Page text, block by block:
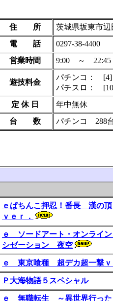
住 所
茨城県坂東市辺
電 話
0297-38-4400
営業時間
9:00 ～ 22:45
遊技料金
パチンコ： [4]
パチスロ：
定 休 日
年中無休
台 数
パチンコ 288
ｅぱちんこ押忍！番長 漢の
ｖｅｒ．
ｅ ソードアート・オンライ
シゼーション 夜空
ｅ 東京喰種 超デカ超一撃ｖ
Ｐ大海物語５スペシャル
ｅ 無職転生 ～異世界行った